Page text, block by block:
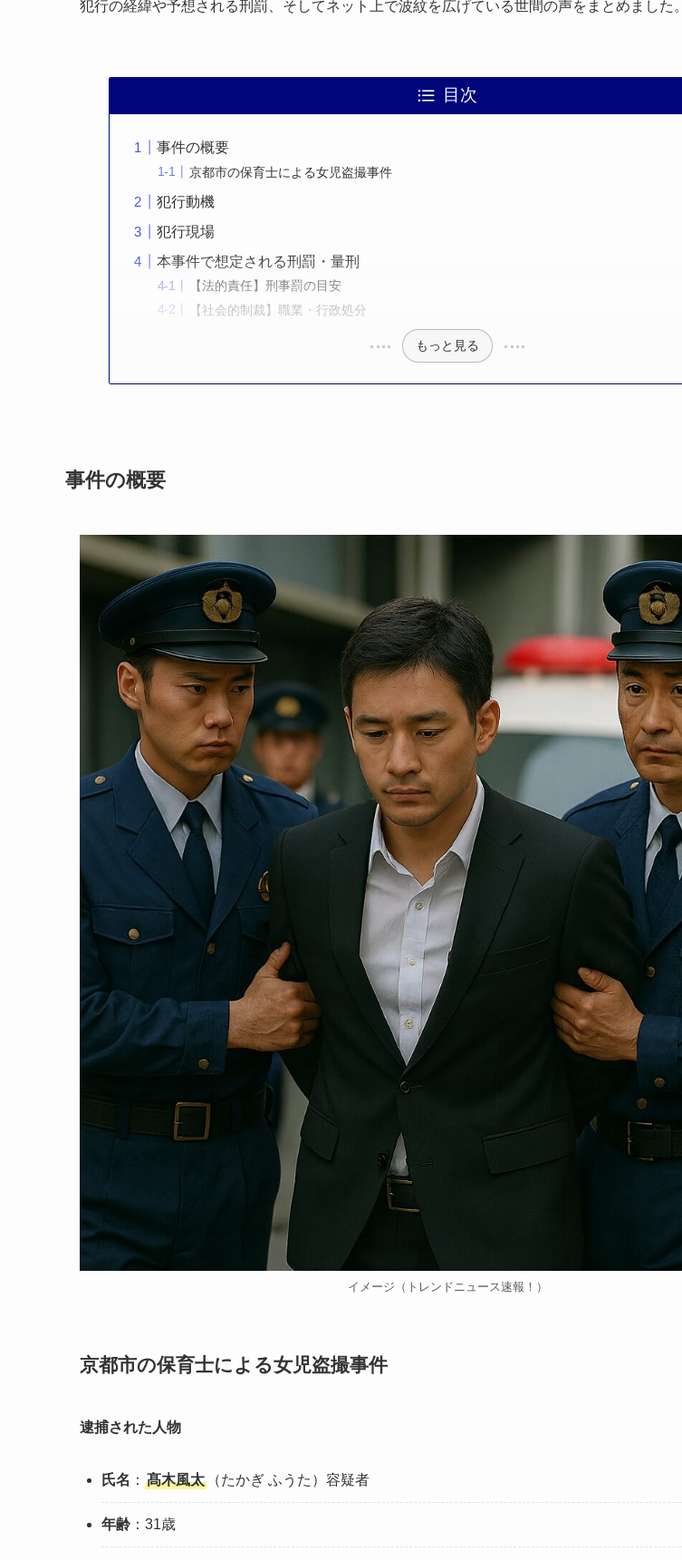
犯行の経緯や予想される刑罰、そしてネット上で波紋を広げている世間の声をまとめました。
目次
事件の概要
京都市の保育士による女児盗撮事件
犯行動機
犯行現場
本事件で想定される刑罰・量刑
【法的責任】刑事罰の目安
【社会的制裁】職業・行政処分
もっと見る
事件の概要
イメージ（トレンドニュース速報！）
京都市の保育士による女児盗撮事件
逮捕された人物
氏名 ： 髙木風太 （たかぎ ふうた）容疑者
年齢 ：31歳